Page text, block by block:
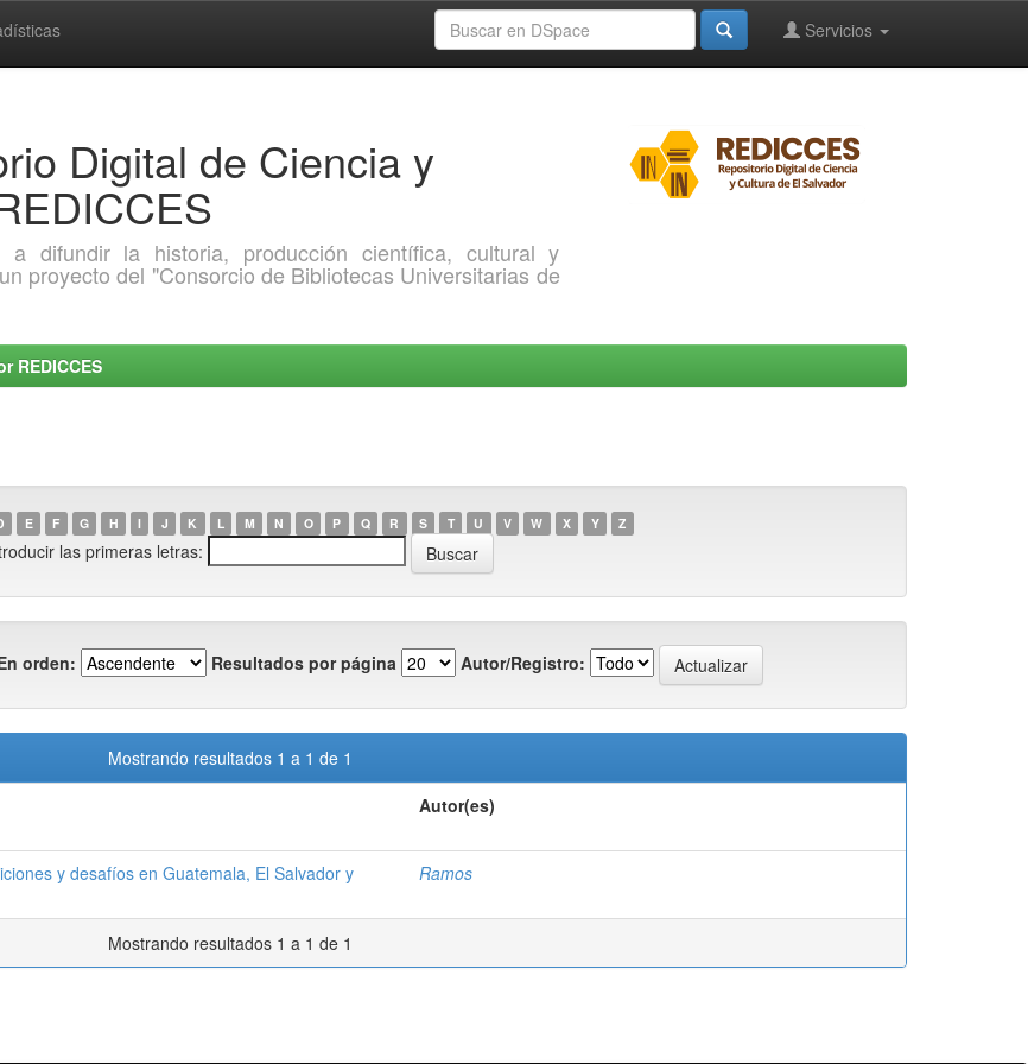
Servicios
Digital de Ciencia y
difundir la historia, producción científica, cultural y
proyecto del "Consorcio de Bibliotecas Universitarias de
REDICCES
E F G H I J K L M N O P Q R S T U V W X Y Z
las primeras letras:
orden: Resultados por página Autor/Registro:
Mostrando resultados 1 a 1 de 1
Autor(es)
y desafíos en Guatemala, El Salvador y
Ramos
Mostrando resultados 1 a 1 de 1